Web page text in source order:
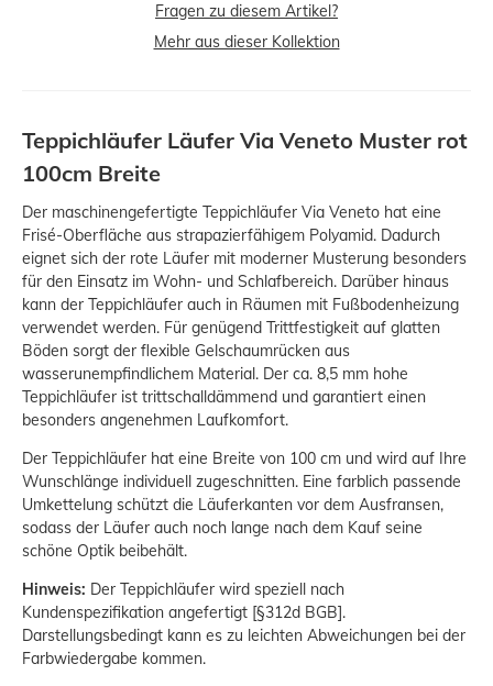
Fragen zu diesem Artikel?
Mehr aus dieser Kollektion
Teppichläufer Läufer Via Veneto Muster rot
100cm Breite
Der maschinengefertigte Teppichläufer Via Veneto hat eine
Frisé-Oberfläche aus strapazierfähigem Polyamid. Dadurch
eignet sich der rote Läufer mit moderner Musterung besonders
für den Einsatz im Wohn- und Schlafbereich. Darüber hinaus
kann der Teppichläufer auch in Räumen mit Fußbodenheizung
verwendet werden. Für genügend Trittfestigkeit auf glatten
Böden sorgt der flexible Gelschaumrücken aus
wasserunempfindlichem Material. Der ca. 8,5 mm hohe
Teppichläufer ist trittschalldämmend und garantiert einen
besonders angenehmen Laufkomfort.
Der Teppichläufer hat eine Breite von 100 cm und wird auf Ihre
Wunschlänge individuell zugeschnitten. Eine farblich passende
Umkettelung schützt die Läuferkanten vor dem Ausfransen,
sodass der Läufer auch noch lange nach dem Kauf seine
schöne Optik beibehält.
Hinweis: Der Teppichläufer wird speziell nach
Kundenspezifikation angefertigt [§312d BGB].
Darstellungsbedingt kann es zu leichten Abweichungen bei der
Farbwiedergabe kommen.